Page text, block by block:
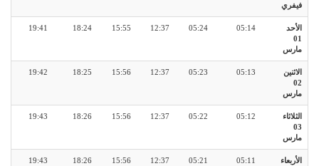
فيفري
الأحد
01
مارس
05:14
05:24
12:37
15:55
18:24
19:41
الاثنين
02
مارس
05:13
05:23
12:37
15:56
18:25
19:42
الثلاثاء
03
مارس
05:12
05:22
12:37
15:56
18:26
19:43
الأربعاء
05:11
05:21
12:37
15:56
18:26
19:43